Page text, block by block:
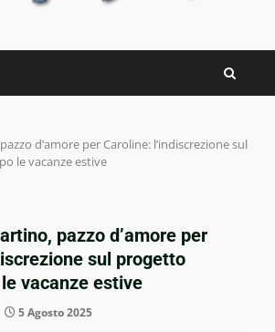
d’amore per Caroline: l’indiscrezione sul
le vacanze estive
pazzo d’amore per
sul progetto
vacanze estive
5 Agosto 2025